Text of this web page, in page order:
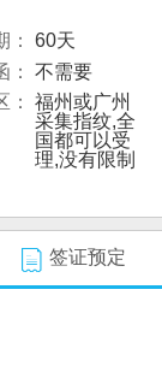
：
60天
：
不需要
：
福州或广州
采集指纹,全
国都可以受
理,没有限制
签证预定